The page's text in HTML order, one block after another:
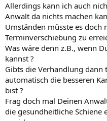
Allerdings kann ich auch
Anwalt da nichts machen
Umständen müsste es doch
Terminverschiebung zu
Was wäre denn z.B., wenn
kannst ?
Gibts die Verhandlung dann
automatisch die besseren
bist ?
Frag doch mal Deinen
die gesundheitliche Schiene